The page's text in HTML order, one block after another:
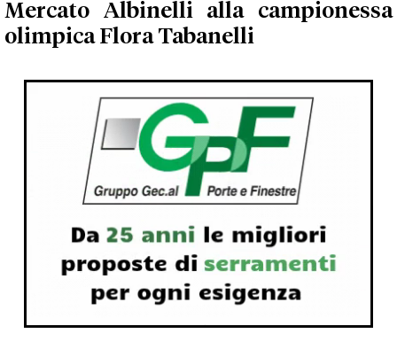
Mercato Albinelli alla campionessa
olimpica Flora Tabanelli